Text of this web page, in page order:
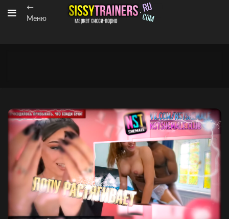
←
Меню